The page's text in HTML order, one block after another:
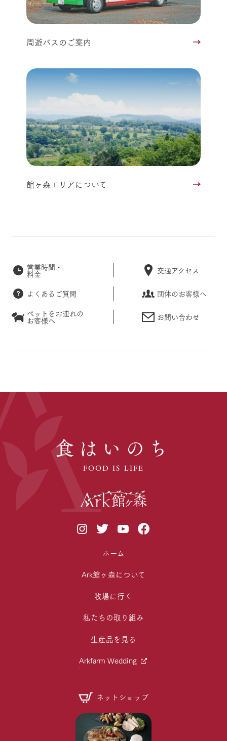
周遊バスのご案内
館ヶ森エリアについて
営業時間・
料金 交通アクセス
よくあるご質問
団体のお客様へ
ペットをお連れの
お客様へ お問い合わせ
食はいのち
FOOD IS LIFE
ホーム
Ark館ヶ森について
牧場に行く
私たちの取り組み
生産品を見る
Arkfarm Wedding
ネットショップ